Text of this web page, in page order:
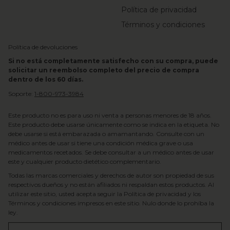
Política de privacidad
Términos y condiciones
Política de devoluciones
Si no está completamente satisfecho con su compra, puede
solicitar un reembolso completo del precio de compra
dentro de los 60 días.
Soporte: 1-800-973-3984
Este producto no es para uso ni venta a personas menores de 18 años.
Este producto debe usarse únicamente como se indica en la etiqueta. No
debe usarse si está embarazada o amamantando. Consulte con un
médico antes de usar si tiene una condición médica grave o usa
medicamentos recetados. Se debe consultar a un médico antes de usar
este y cualquier producto dietético complementario.
Todas las marcas comerciales y derechos de autor son propiedad de sus
respectivos dueños y no están afiliados ni respaldan estos productos. Al
utilizar este sitio, usted acepta seguir la Política de privacidad y los
Términos y condiciones impresos en este sitio. Nulo donde lo prohíba la
ley.